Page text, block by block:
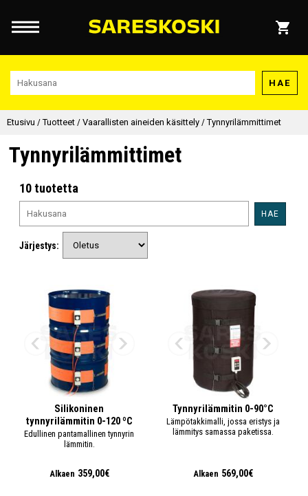
HAE
Etusivu /Tuotteet / Vaarallisten aineiden käsittely /Tynnyrilämmittimet
Tynnyrilämmittimet
10 tuotetta
HAE
Järjestys:
Silikoninen
tynnyrilämmitin 0-120 ºC
Edullinen pantamallinen tynnyrin
lämmitin.
Alkaen 359,00€
Tynnyrilämmitin 0-90°C
Lämpötakkimalli, jossa eristys ja
lämmitys samassa paketissa.
Alkaen 569,00€